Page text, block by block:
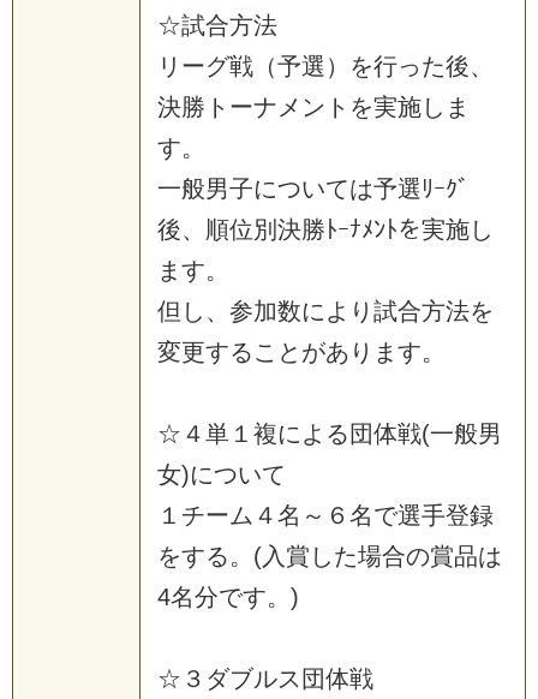
☆試合方法
リ ーグ戦 （予選 ） を行った後、
決勝 ト ーナ メ ン ト を実施し ま
す。
一般男子については予選ﾘｰｸﾞ
後、 順位別 決勝 ﾄｰﾅﾒﾝﾄを実施し
ま す。
但 し 、 参加数に よ り 試合方法を
変更するこ と があ り ま す。
☆ ４単 １ 複に よ る 団体戦(一般男
女)について
１ チーム ４名 ～ ６ 名で選手登録
をする。 (入 賞 した場合の賞品は
4名分です。 )
☆ ３ ダブルス 団体戦